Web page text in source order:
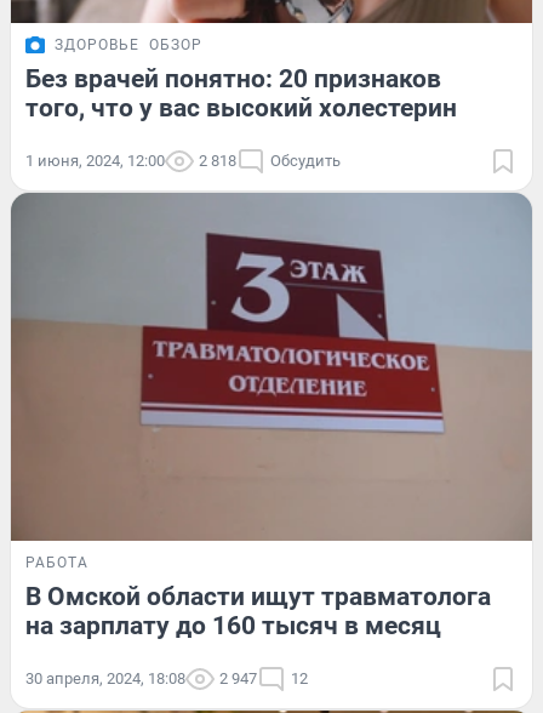
ЗДОРОВЬЕ ОБЗОР
Без врачей понятно: 20 признаков
того, что у вас высокий холестерин
1 июня, 2024, 12:00 2 818 Обсудить
РАБОТА
В Омской области ищут травматолога
на зарплату до 160 тысяч в месяц
30 апреля, 2024, 18:08 2 947 12